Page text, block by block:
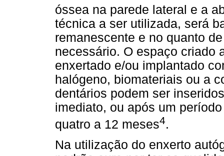
óssea na parede lateral e a
técnica a ser utilizada, será
remanescente e no quanto
necessário. O espaço criado
enxertado e/ou implantado
halógeno, biomateriais ou a
dentários podem ser
imediato, ou após um
quatro a 12 meses4.
Na utilização do enxerto